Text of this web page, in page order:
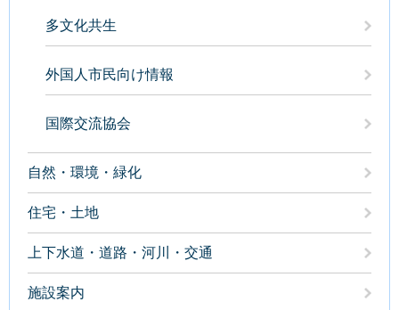
多文化共生
外国人市民向け情報
国際交流協会
自然・環境・緑化
住宅・土地
上下水道・道路・河川・交通
施設案内